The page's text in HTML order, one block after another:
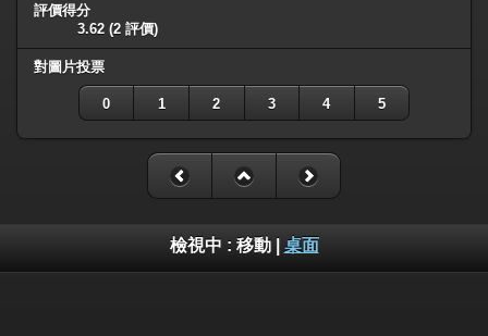
評價得分
3.62 (2 評價)
對圖片投票
0 1 2 3 4 5
檢視中 : 移動| 桌面